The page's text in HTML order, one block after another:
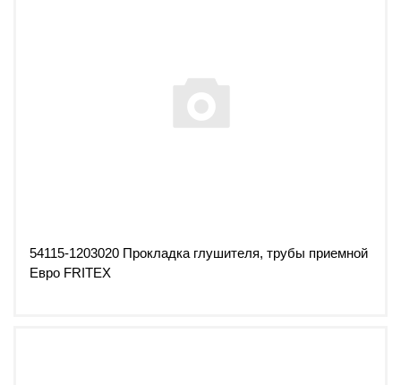
54115-1203020 Прокладка глушителя, трубы приемной
Евро FRITEX